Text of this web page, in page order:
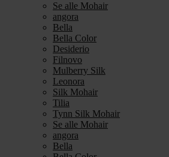
Se alle Mohair
angora
Bella
Bella Color
Desiderio
Filnovo
Mulberry Silk
Leonora
Silk Mohair
Tilia
Tynn Silk Mohair
Se alle Mohair
angora
Bella